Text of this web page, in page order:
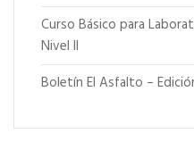
Curso Básico para
Nivel II
Boletín El Asfalto –